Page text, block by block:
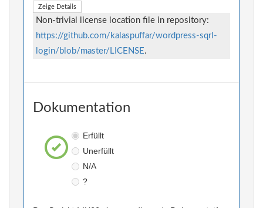
Zeige Details
Non-trivial license location file in repository:
https://github.com/kalaspuffar/wordpress-sqrl-
login/blob/master/LICENSE.
Dokumentation
Erfüllt
Unerfüllt
N/A
?